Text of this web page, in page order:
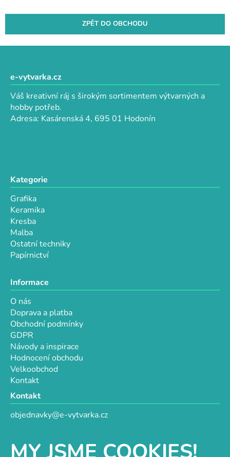
ZPĚT DO OBCHODU
e-vytvarka.cz
Váš kreativní ráj s širokým sortimentem výtvarných a
hobby potřeb.
Adresa: Kasárenská 4, 695 01 Hodonín
Kategorie
Grafika
Keramika
Kresba
Malba
Ostatní techniky
Papírnictví
Informace
O nás
Doprava a platba
Obchodní podmínky
GDPR
Návody a inspirace
Hodnocení obchodu
Velkoobchod
Kontakt
Kontakt
objednavky@e-vytvarka.cz
Facebook